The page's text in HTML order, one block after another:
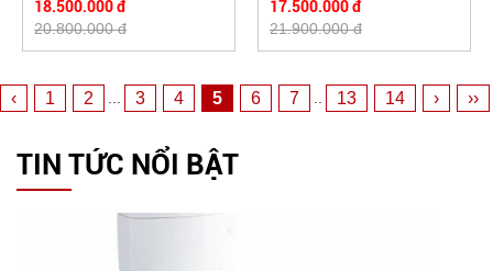
18.500.000 đ
20.800.000 đ
17.500.000 đ
21.900.000 đ
‹ 1 2 3 4 5 6 7 13 14 › ››
TIN TỨC NỔI BẬT